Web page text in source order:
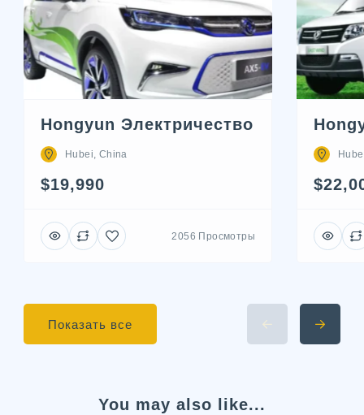
Hongyun Электричество
Hubei, China
$19,990
2056 Просмотры
Показать все
You may also like...